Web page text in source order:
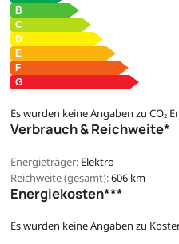
Es wurden keine Angaben zu CO₂
Verbrauch & Reichweite*
Energieträger: Elektro
Reichweite (gesamt):606 km
Energiekosten***
Es wurden keine Angaben zu